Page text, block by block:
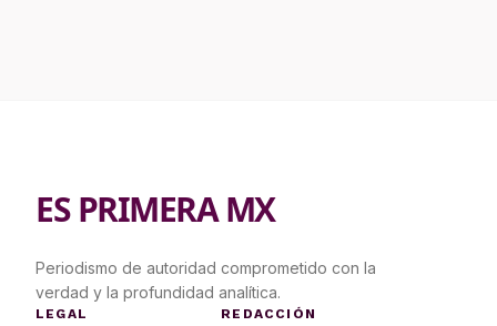
ES PRIMERA MX
Periodismo de autoridad comprometido con la
verdad y la profundidad analítica.
LEGAL REDACCIÓN